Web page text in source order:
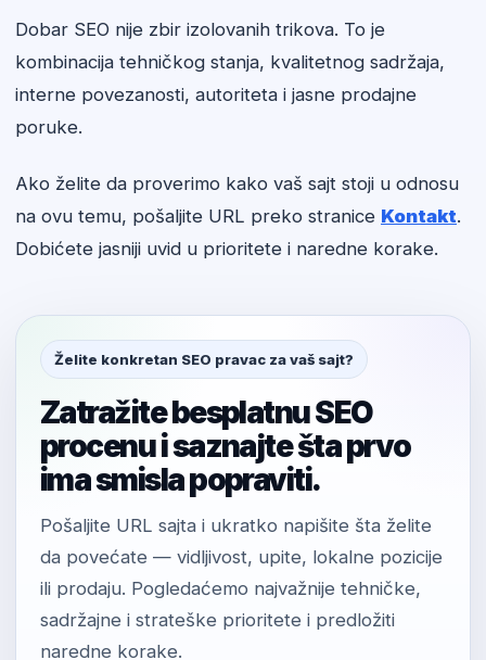
Dobar SEO nije zbir izolovanih trikova. To je
kombinacija tehničkog stanja, kvalitetnog sadržaja,
interne povezanosti, autoriteta i jasne prodajne
poruke.
Ako želite da proverimo kako vaš sajt stoji u odnosu
na ovu temu, pošaljite URL preko stranice Kontakt.
Dobićete jasniji uvid u prioritete i naredne korake.
Želite konkretan SEO pravac za vaš sajt?
Zatražite besplatnu SEO
procenu i saznajte šta prvo
ima smisla popraviti.
Pošaljite URL sajta i ukratko napišite šta želite
da povećate — vidljivost, upite, lokalne pozicije
ili prodaju. Pogledaćemo najvažnije tehničke,
sadržajne i strateške prioritete i predložiti
naredne korake.